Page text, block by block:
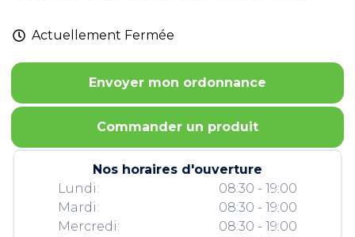
Actuellement Fermée
Envoyer mon ordonnance
Commander un produit
Nos horaires d'ouverture
Lundi:
Mardi:
Mercredi:
08:30 - 19:00
08:30 - 19:00
08:30 - 19:00